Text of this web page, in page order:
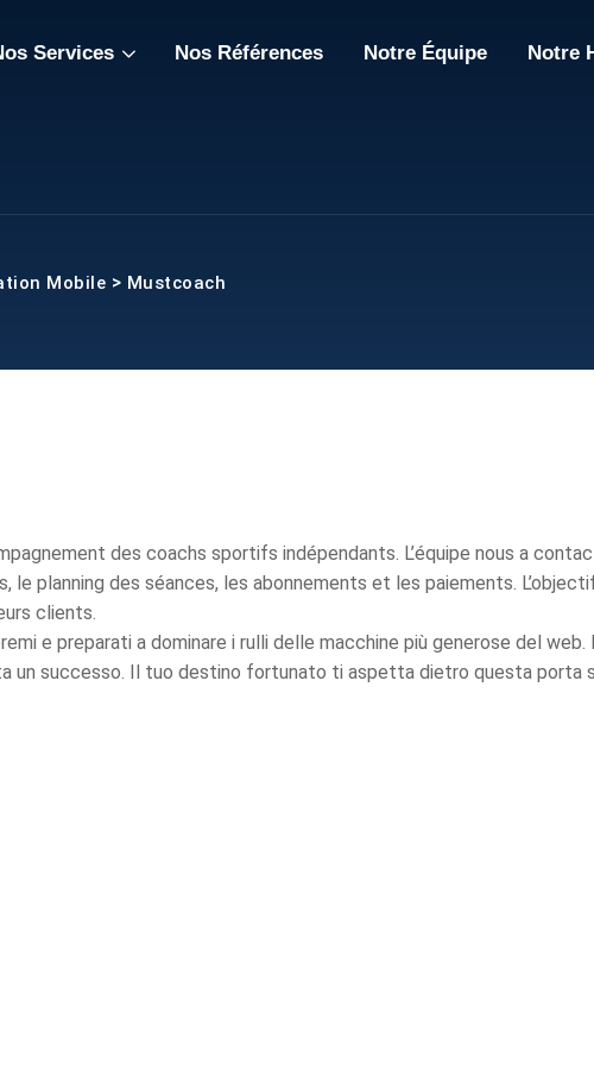
Services Nos Références Notre Équipe Notre
Mobile > Mustcoach
des coachs sportifs indépendants. L’équipe nous a
planning des séances, les abonnements et les paiements.
clients.
e preparati a dominare i rulli delle macchine più generose del
successo. Il tuo destino fortunato ti aspetta dietro questa porta